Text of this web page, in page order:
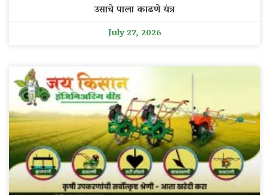
उसाचे पाला काढणे यंत्र
July 27, 2026